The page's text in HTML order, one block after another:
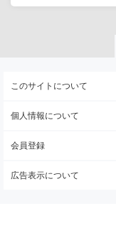
このサイトについて
個人情報について
会員登録
広告表示について